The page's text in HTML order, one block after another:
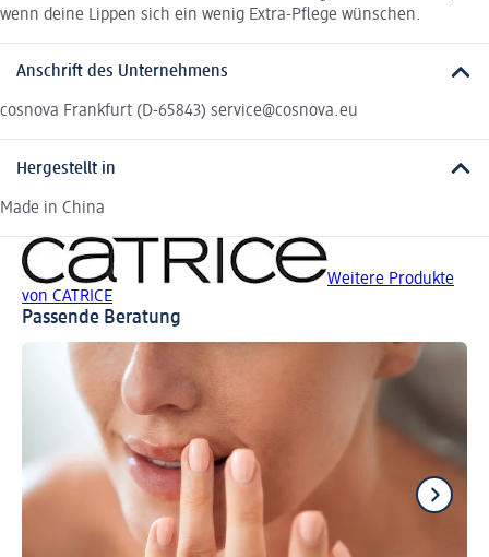
wenn deine Lippen sich ein wenig Extra-Pflege wünschen.
Anschrift des Unternehmens
cosnova Frankfurt (D-65843) service@cosnova.eu
Hergestellt in
Made in China
Weitere Produkte
von CATRICE
Passende Beratung